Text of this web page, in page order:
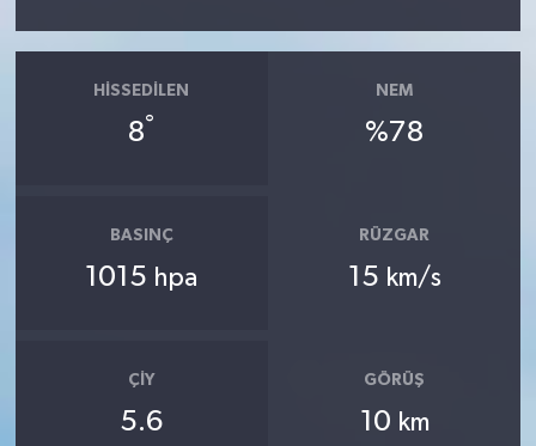
HISSEDILEN
8°
NEM
%78
BASINÇ
1015 hpa
RÜZGAR
15 km/s
ÇIY
5.6
GÖRÜŞ
10 km